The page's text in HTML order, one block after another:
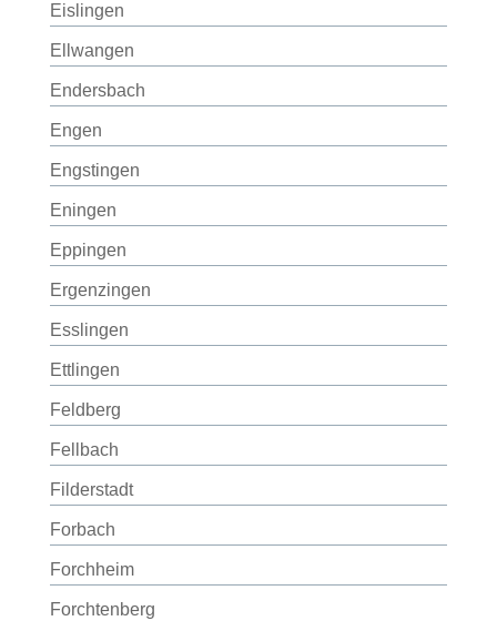
Eislingen
Ellwangen
Endersbach
Engen
Engstingen
Eningen
Eppingen
Ergenzingen
Esslingen
Ettlingen
Feldberg
Fellbach
Filderstadt
Forbach
Forchheim
Forchtenberg